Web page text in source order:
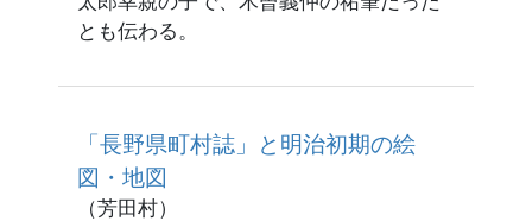
とも伝わる。
「長野県町村誌」と明治初期の絵
図・地図
（芳田村）